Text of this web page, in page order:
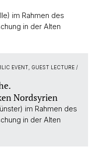
im Rahmen des
in der Alten
EVENT, GUEST LECTURE /
Nordsyrien
im Rahmen des
in der Alten